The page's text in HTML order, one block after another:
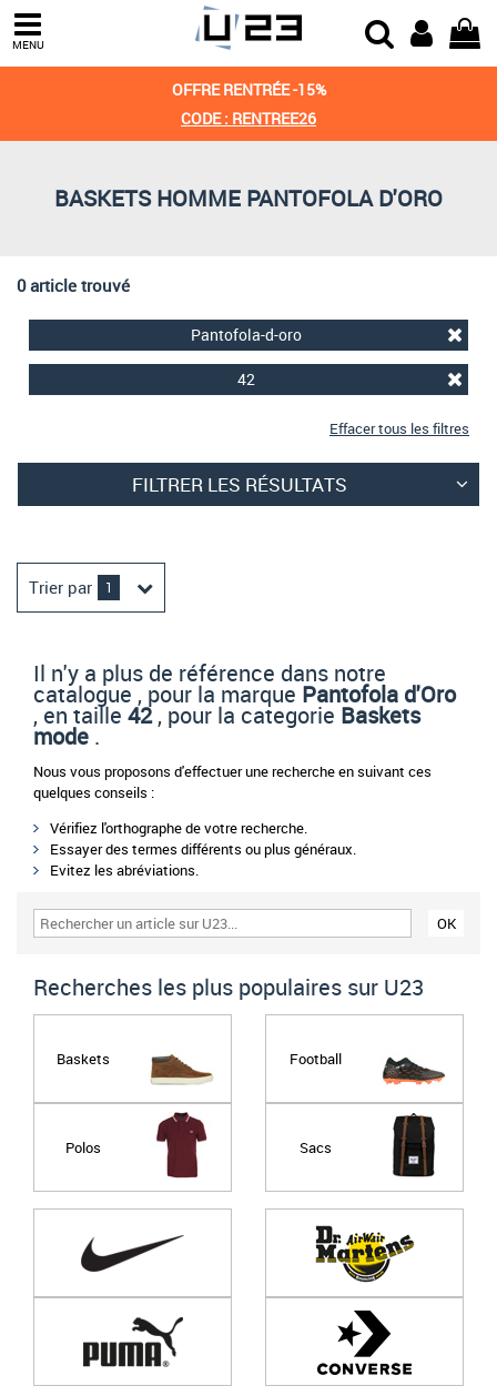
MENU
OFFRE RENTRÉE -15%
CODE : RENTREE26
BASKETS HOMME PANTOFOLA D'ORO
0 article trouvé
Pantofola-d-oro
42
Effacer tous les filtres
FILTRER LES RÉSULTATS
Trier par 1
Trier par
Derniers arrivages
Meilleures remises
Il n'y a plus de référence dans notre
catalogue , pour la marque Pantofola d'Oro
, en taille 42, pour la categorie Baskets
mode .
Nous vous proposons d'effectuer une recherche en suivant ces
quelques conseils :
Vérifiez l'orthographe de votre recherche.
Essayer des termes différents ou plus généraux.
Evitez les abréviations.
Recherches les plus populaires sur U23
Baskets Football
Polos Sacs